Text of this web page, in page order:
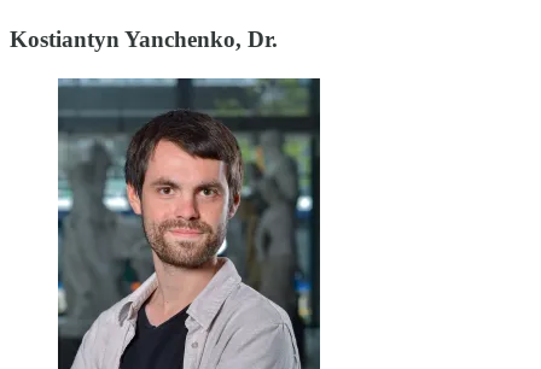
Kostiantyn Yanchenko, Dr.